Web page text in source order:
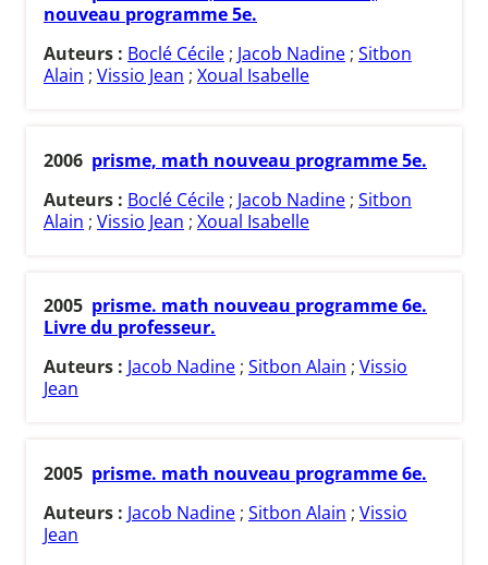
nouveau programme 5e.
Auteurs : Boclé Cécile ; Jacob Nadine ; Sitbon
Alain ; Vissio Jean ; Xoual Isabelle
2006 prisme, math nouveau programme 5e.
Auteurs : Boclé Cécile ; Jacob Nadine ; Sitbon
Alain ; Vissio Jean ; Xoual Isabelle
2005 prisme. math nouveau programme 6e.
Livre du professeur.
Auteurs : Jacob Nadine; Sitbon Alain ; Vissio
Jean
2005 prisme. math nouveau programme 6e.
Auteurs : Jacob Nadine ; Sitbon Alain ; Vissio
Jean